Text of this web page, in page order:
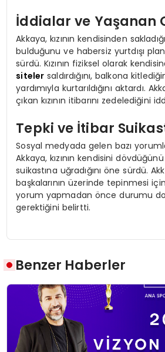
İddialar ve Yaşanan
Akkaya, kızının kendisinden
bulduğunu ve habersiz yurtdışı
sürdü. Kızının fiziksel olarak
siteler saldırdığını, balkona
yardımıyla kurtarıldığını aktardı.
çıkan kızının itibarını zedelediğini
Tepki ve İtibar
Sosyal medyada gelen bazı
Akkaya, kızının kendisini
suikastına uğradığını öne sürdü.
başkalarının üzerinde tepinmesi
yorum yapmadan önce durumu
gerektiğini belirtti.
Benzer Haberler